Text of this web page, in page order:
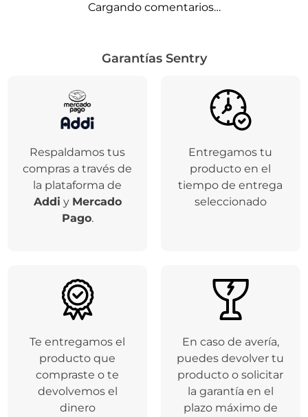
Cargando comentarios…
Garantías Sentry
Respaldamos tus
compras a través de
la plataforma de
Addi y Mercado
Pago.
Entregamos tu
producto en el
tiempo de entrega
seleccionado
Te entregamos el
producto que
compraste o te
devolvemos el
dinero
En caso de avería,
puedes devolver tu
producto o solicitar
la garantía en el
plazo máximo de